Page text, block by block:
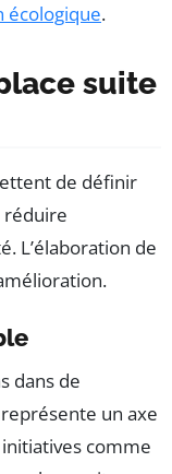
écologique.
suite
de définir
réduire
L’élaboration de
dans de
un axe
comme